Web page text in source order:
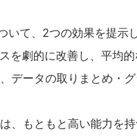
て、2つの効果を提示
を劇的に改善し、平均
データの取りまとめ・
、もともと高い能力を